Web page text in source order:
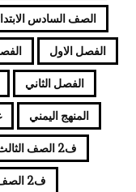
الصف السادس
الفصل الاول
الفصل الثاني
المنهج اليمني
ف2 الصف الثالث اليمن
ف2 الصف الحادي عشر اول ثانوي اليمن